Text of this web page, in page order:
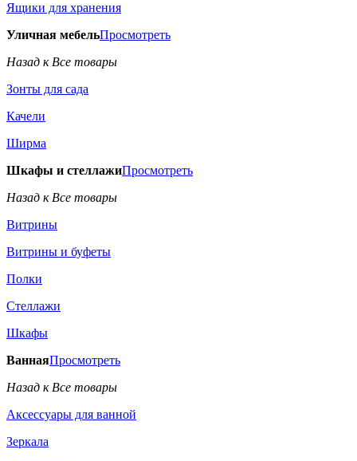
Ящики для хранения
Уличная мебельПросмотреть
Назад к Все товары
Зонты для сада
Качели
Ширма
Шкафы и стеллажиПросмотреть
Назад к Все товары
Витрины
Витрины и буфеты
Полки
Стеллажи
Шкафы
ВаннаяПросмотреть
Назад к Все товары
Аксессуары для ванной
Зеркала